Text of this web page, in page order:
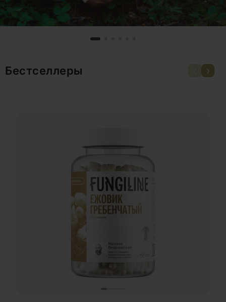
Бестселлеры ›